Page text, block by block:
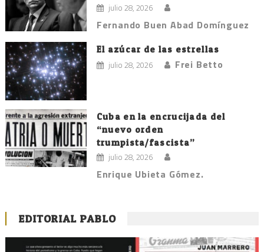
julio 28, 2026
Fernando Buen Abad Domínguez
El azúcar de las estrellas
julio 28, 2026 Frei Betto
Cuba en la encrucijada del
“nuevo orden
trumpista/fascista”
julio 28, 2026
Enrique Ubieta Gómez.
EDITORIAL PABLO